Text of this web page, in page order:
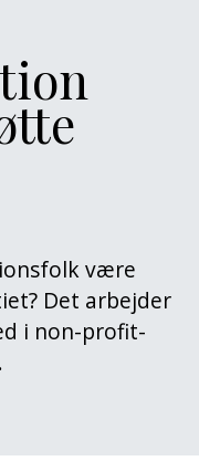
være
Det arbejder
i non-profit-